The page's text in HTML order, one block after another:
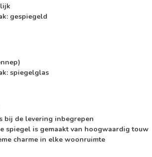
gespiegeld
spiegelglas
bij de levering inbegrepen
spiegel is gemaakt van hoogwaardig touw
charme in elke woonruimte